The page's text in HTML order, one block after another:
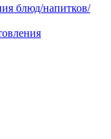
блюд/напитков/